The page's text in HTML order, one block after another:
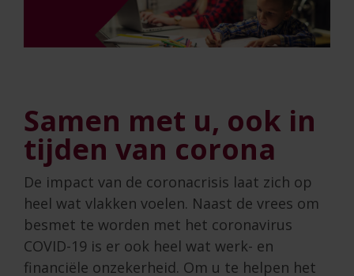
Samen met u, ook in
tijden van corona
De impact van de coronacrisis laat zich op
heel wat vlakken voelen. Naast de vrees om
besmet te worden met het coronavirus
COVID-19 is er ook heel wat werk- en
financiële onzekerheid. Om u te helpen het